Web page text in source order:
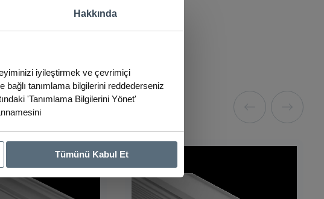
Hakkında
iyileştirmek ve çevrimiçi
tanımlama bilgilerini reddederseniz
'Tanımlama Bilgilerini Yönet'
Tümünü Kabul Et